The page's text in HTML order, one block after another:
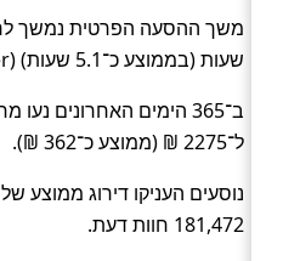
שעות (בממוצע כ־5.1 שעות) (Private transfer).
ל־2275 ₪ (ממוצע כ־362 ₪).
181,472 חוות דעת.